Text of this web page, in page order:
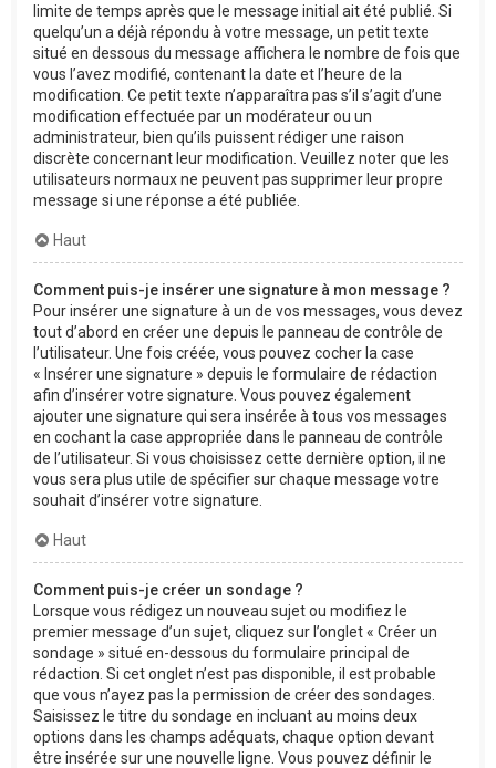
limite de temps après que le message initial ait été publié. Si
quelqu’un a déjà répondu à votre message, un petit texte
situé en dessous du message affichera le nombre de fois que
vous l’avez modifié, contenant la date et l’heure de la
modification. Ce petit texte n’apparaîtra pas s’il s’agit d’une
modification effectuée par un modérateur ou un
administrateur, bien qu’ils puissent rédiger une raison
discrète concernant leur modification. Veuillez noter que les
utilisateurs normaux ne peuvent pas supprimer leur propre
message si une réponse a été publiée.
Haut
Comment puis-je insérer une signature à mon message ?
Pour insérer une signature à un de vos messages, vous devez
tout d’abord en créer une depuis le panneau de contrôle de
l’utilisateur. Une fois créée, vous pouvez cocher la case
« Insérer une signature » depuis le formulaire de rédaction
afin d’insérer votre signature. Vous pouvez également
ajouter une signature qui sera insérée à tous vos messages
en cochant la case appropriée dans le panneau de contrôle
de l’utilisateur. Si vous choisissez cette dernière option, il ne
vous sera plus utile de spécifier sur chaque message votre
souhait d’insérer votre signature.
Haut
Comment puis-je créer un sondage ?
Lorsque vous rédigez un nouveau sujet ou modifiez le
premier message d’un sujet, cliquez sur l’onglet « Créer un
sondage » situé en-dessous du formulaire principal de
rédaction. Si cet onglet n’est pas disponible, il est probable
que vous n’ayez pas la permission de créer des sondages.
Saisissez le titre du sondage en incluant au moins deux
options dans les champs adéquats, chaque option devant
être insérée sur une nouvelle ligne. Vous pouvez définir le